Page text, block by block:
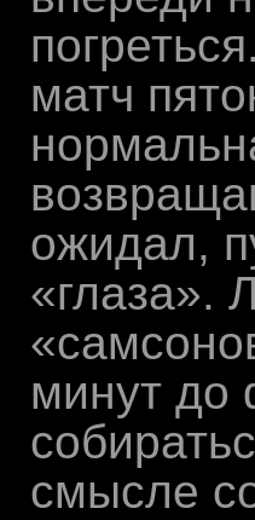
матч
ожидал,
«глаза».
минут до
смысле